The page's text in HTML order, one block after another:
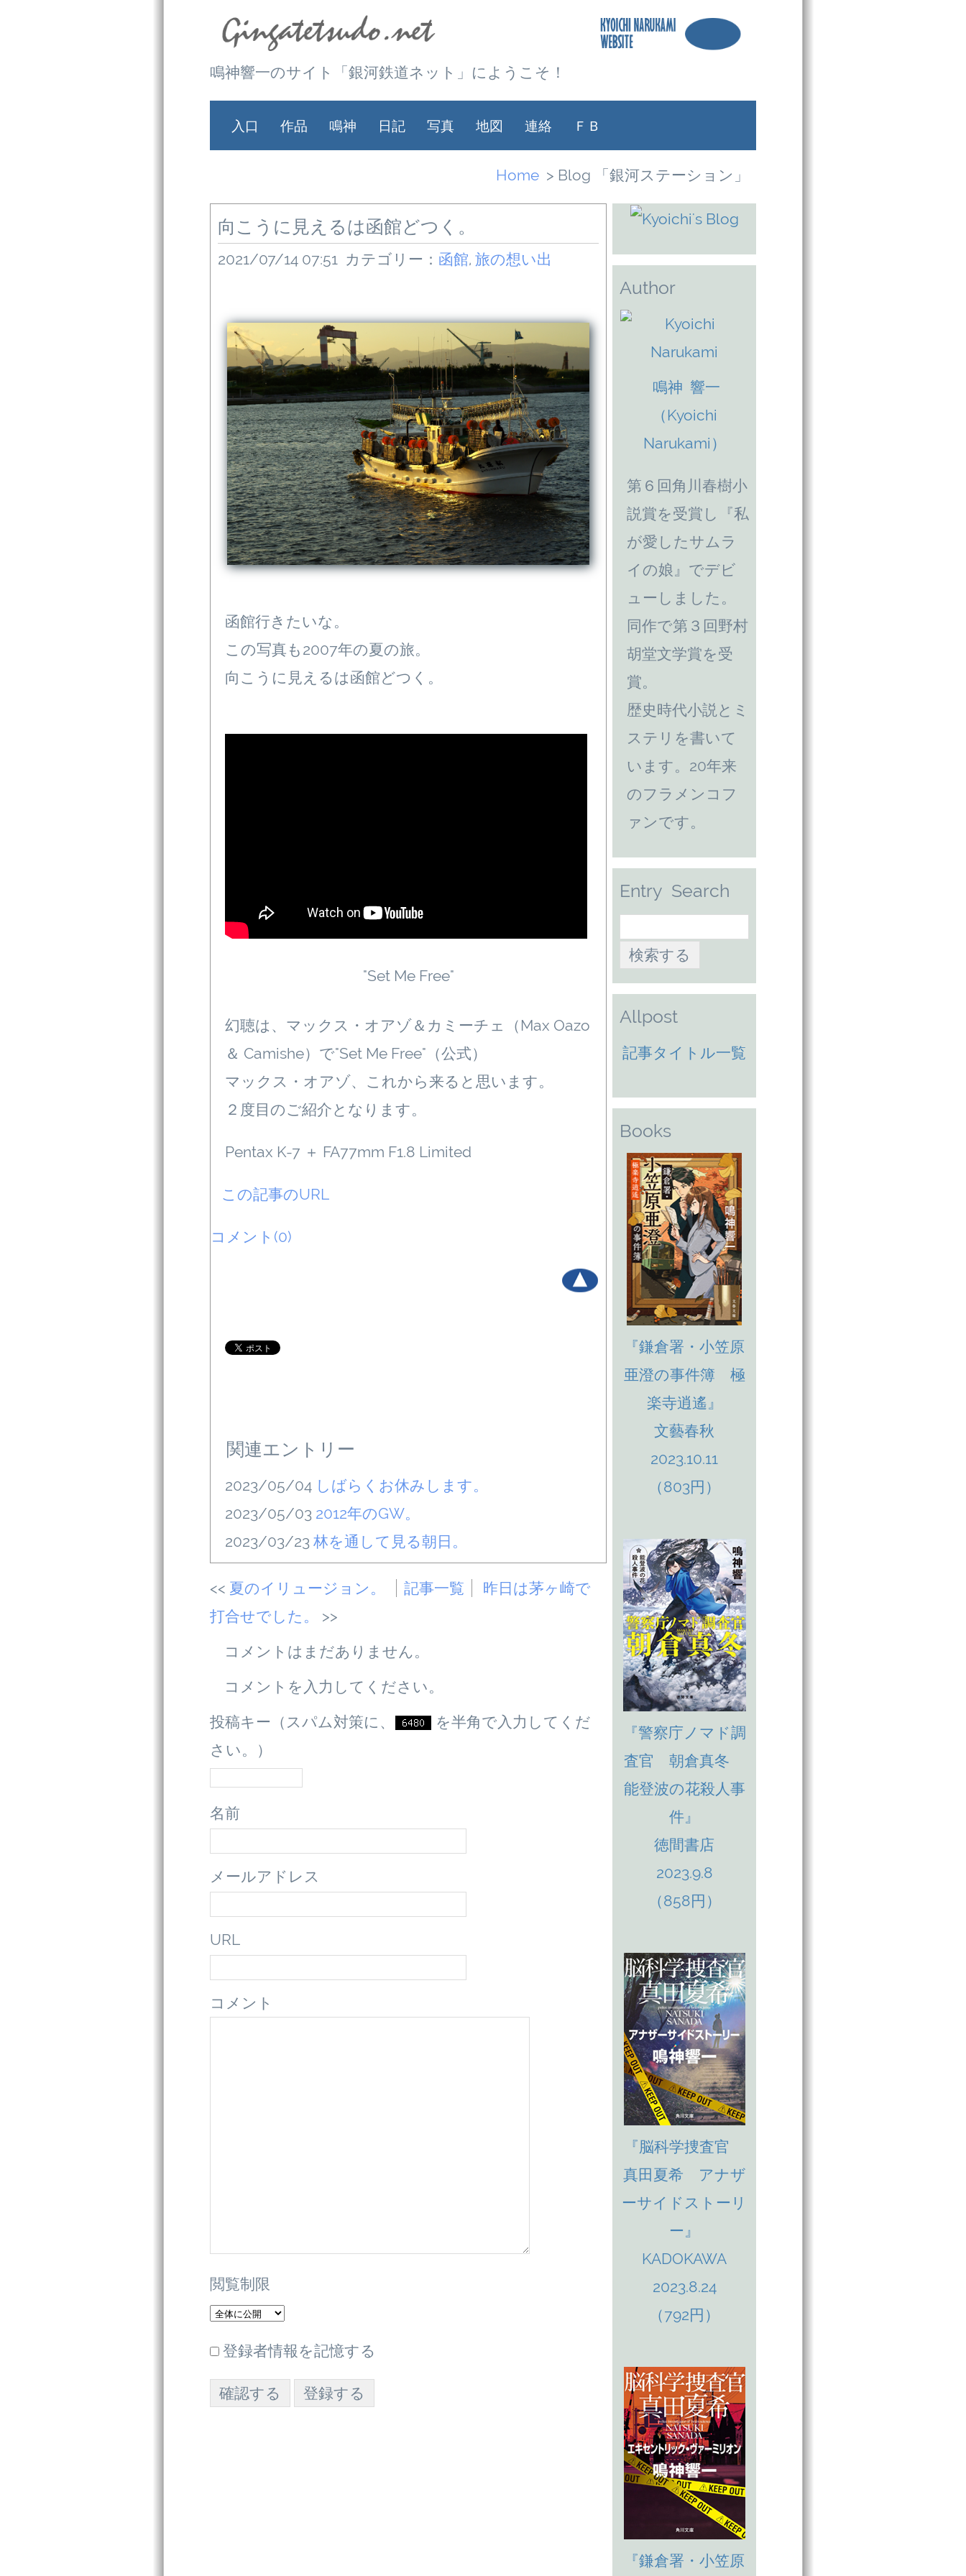
鳴神響一のサイト「銀河鉄道ネット」にようこそ！
入口 作品 鳴神 日記 写真 地図 連絡 ＦＢ
Home > Blog 「銀河ステーション」
向こうに見えるは函館どつく。
2021/07/14 07:51 カテゴリー： 函館, 旅の想い出
函館行きたいな。
この写真も2007年の夏の旅。
向こうに見えるは函館どつく。
"Set Me Free"
幻聴は、マックス・オアゾ＆カミーチェ（Max Oazo
＆ Camishe）で"Set Me Free"（公式）
マックス・オアゾ、これから来ると思います。
２度目のご紹介となります。
Pentax K-7 ＋ FA77mm F1.8 Limited
この記事のURL
コメント(0)
関連エントリー
2023/05/04 しばらくお休みします。
2023/05/03 2012年のGW。
2023/03/23 林を通して見る朝日。
夏のイリュージョン。 記事一覧
昨日は茅ヶ崎で
打合せでした。
コメントはまだありません。
コメントを入力してください。
投稿キー（スパム対策に、
を半角で入力してくだ
さい。）
名前
メールアドレス
URL
コメント
閲覧制限
登録者情報を記憶する
Author
鳴神 響一
（Kyoichi
Narukami）
第６回角川春樹小
説賞を受賞し『私
が愛したサムラ
イの娘』でデビ
ューしました。
同作で第３回野村
胡堂文学賞を受
賞。
歴史時代小説とミ
ステリを書いて
います。20年来
のフラメンコフ
ァンです。
Entry Search
Allpost
記事タイトル一覧
Books
『鎌倉署・小笠原
亜澄の事件簿 極
楽寺逍遙』
文藝春秋
2023.10.11
（803円）
『警察庁ノマド調
査官 朝倉真冬
能登波の花殺人事
件』
徳間書店
2023.9.8
（858円）
『脳科学捜査官
真田夏希 アナザ
ーサイドストーリ
ー』
KADOKAWA
2023.8.24
（792円）
『鎌倉署・小笠原